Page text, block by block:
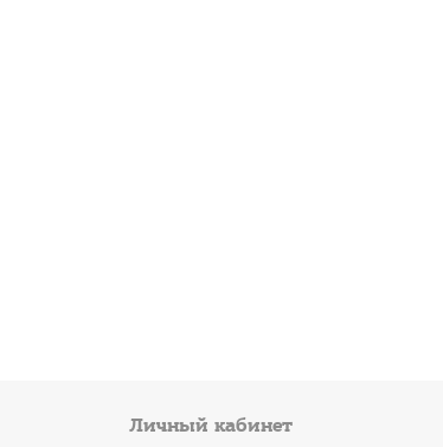
Личный кабинет